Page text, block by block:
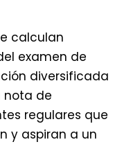
calculan
examen de
diversificada
nota de
regulares que
y aspiran a un